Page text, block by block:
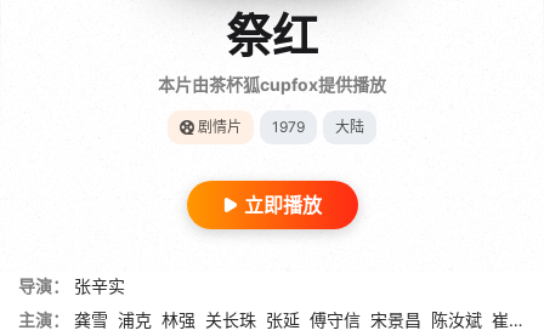
祭红
本片由茶杯狐cupfox提供播放
剧情片 1979 大陆
立即播放
导演：
张辛实
主演：
龚雪 浦克 林强 关长珠 张延 傅守信 宋景昌 陈汝斌 崔超明